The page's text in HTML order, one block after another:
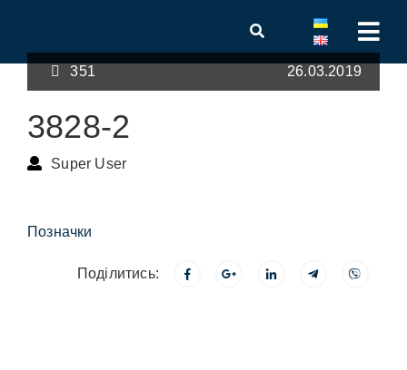
351 26.03.2019
3828-2
Super User
Позначки
Поділитись: